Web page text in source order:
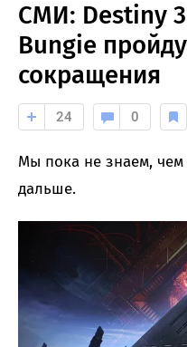
СМИ: Destiny
Bungie
сокращения
24 0
Мы пока не знаем, чем
дальше.